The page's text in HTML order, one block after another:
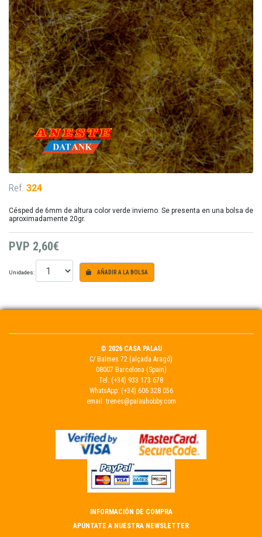
Ref. 324
Césped de 6mm de altura color verde invierno. Se presenta en una bolsa de
aproximadamente 20gr.
PVP 2,60€
Unidades: AÑADIR A LA BOLSA
© 2026 CASA PALAU
C/ Balmes 72 (alçada Aragó)
08007 Barcelona (Spain)
Tel. (+34) 933 173 678
WhatsApp: (+34) 606 328 056
email: trenes@palauhobby.com
INFORMACIÓN DE COMPRA
APÚNTATE A NUESTRA NEWSLETTER